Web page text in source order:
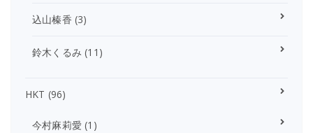
込山榛香 (3)
鈴木くるみ (11)
HKT (96)
今村麻莉愛 (1)